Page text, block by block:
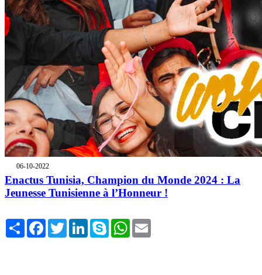
06-10-2022
Enactus Tunisia, Champion du Monde 2024 : La
Jeunesse Tunisienne à l’Honneur !
Share FacebookTwitterLinkedInSkype WhatsApp